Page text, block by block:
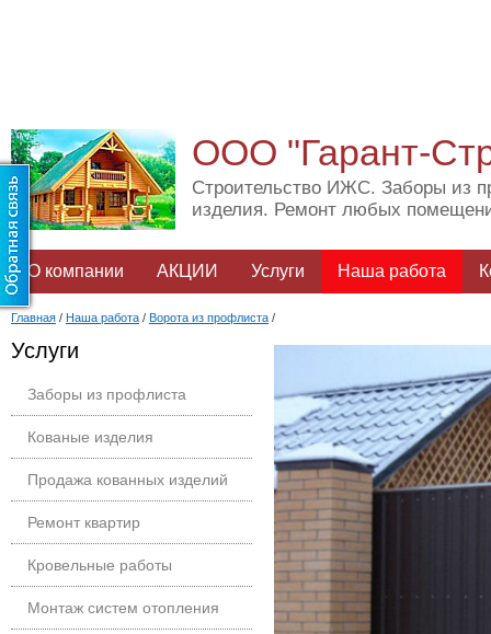
ООО "Гарант-
Строительство ИЖС. Заборы из
изделия. Ремонт любых
О компании АКЦИИ Услуги Наша работа
Главная / Наша работа / Ворота из профлиста /
Услуги
Заборы из профлиста
Кованые изделия
Продажа кованных изделий
Ремонт квартир
Кровельные работы
Монтаж систем отопления